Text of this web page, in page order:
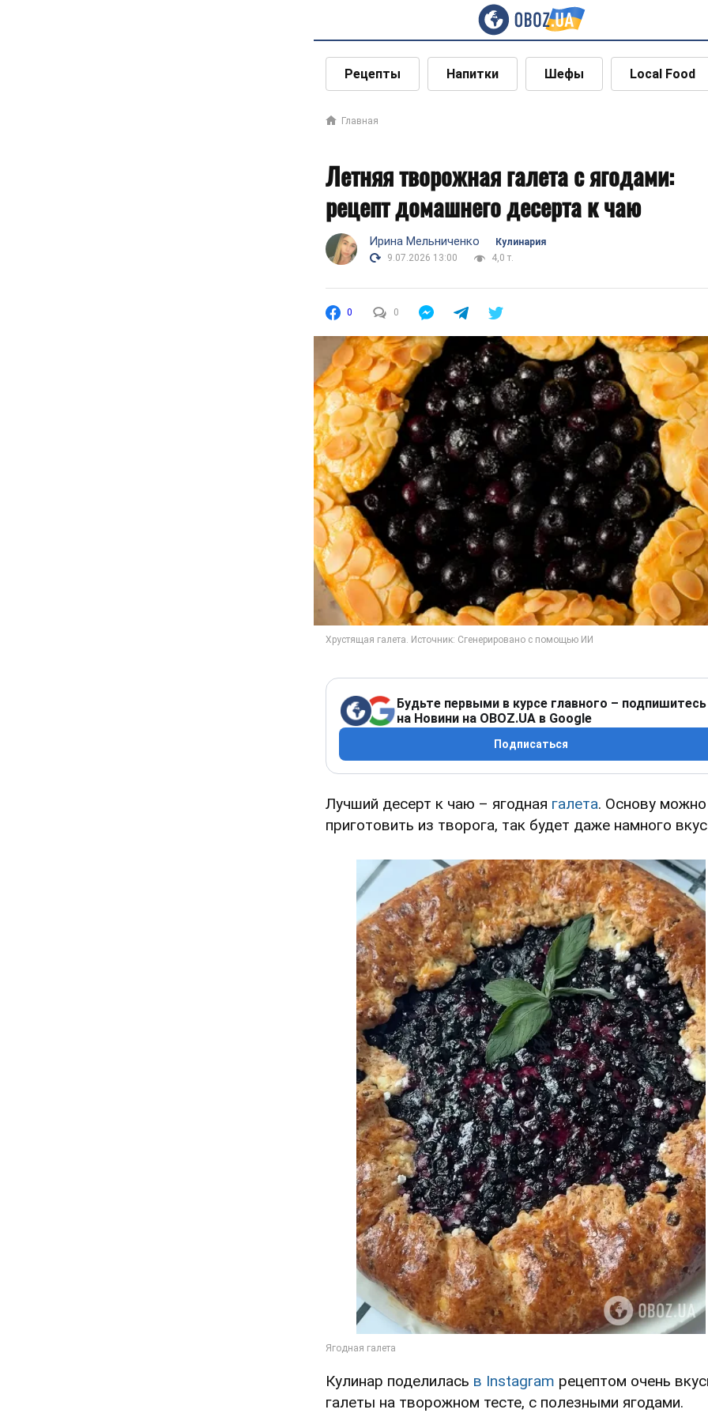
Рецепты Напитки Шефы Local Food
Главная
Летняя творожная галета с ягодами:
рецепт домашнего десерта к чаю
Ирина Мельниченко
Кулинария
9.07.2026 13:00
4,0 т.
0 0
Будьте первыми в курсе главного – подпишитесь
на Новини на OBOZ.UA в Google
Подписаться
Лучший десерт к чаю – ягодная галета. Основу можно
приготовить из творога, так будет даже намного
Кулинар поделилась в Instagram рецептом очень
галеты на творожном тесте, с полезными ягодами.